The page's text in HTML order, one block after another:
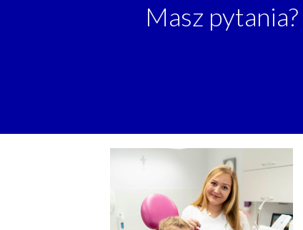
Masz